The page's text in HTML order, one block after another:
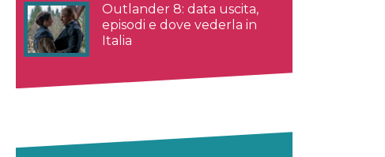
Outlander 8: data uscita,
episodi e dove vederla in
Italia